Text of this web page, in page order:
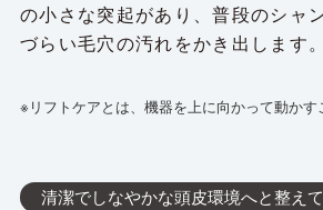
の小さな突起があり、普段のシャ
づらい毛穴の汚れをかき出します。
※リフトケアとは、機器を上に向かって動かす
清潔でしなやかな頭皮環境へと整え